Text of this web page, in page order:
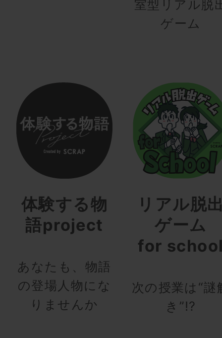
室型リアル脱
ゲーム
体験する物
語project
あなたも、物語
の登場人物にな
りませんか
リアル脱
ゲーム
for
次の授業は“謎
き”!?